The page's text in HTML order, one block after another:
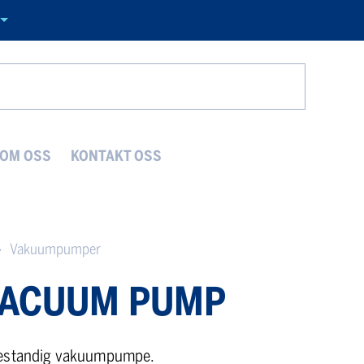
OM OSS KONTAKT OSS
Vakuumpumper
PUMP
vakuumpumpe.